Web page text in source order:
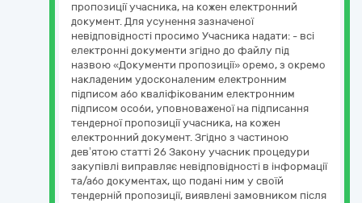
пропозиції учасника, на кожен електронний
документ. Для усунення зазначеної
невідповідності просимо Учасника надати: - всі
електронні документи згідно до файлу під
назвою «Документи пропозиції» оремо, з окремо
накладеним удосконаленим електронним
підписом або кваліфікованим електронним
підписом особи, уповноваженої на підписання
тендерної пропозиції учасника, на кожен
електронний документ. Згідно з частиною
дев’ятою статті 26 Закону учасник процедури
закупівлі виправляє невідповідності в інформації
та/або документах, що подані ним у своїй
тендерній пропозиції, виявлені замовником після